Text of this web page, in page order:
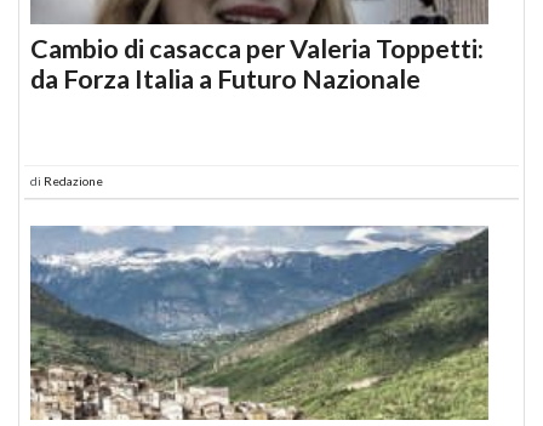
Cambio di casacca per Valeria Toppetti:
da Forza Italia a Futuro Nazionale
di Redazione